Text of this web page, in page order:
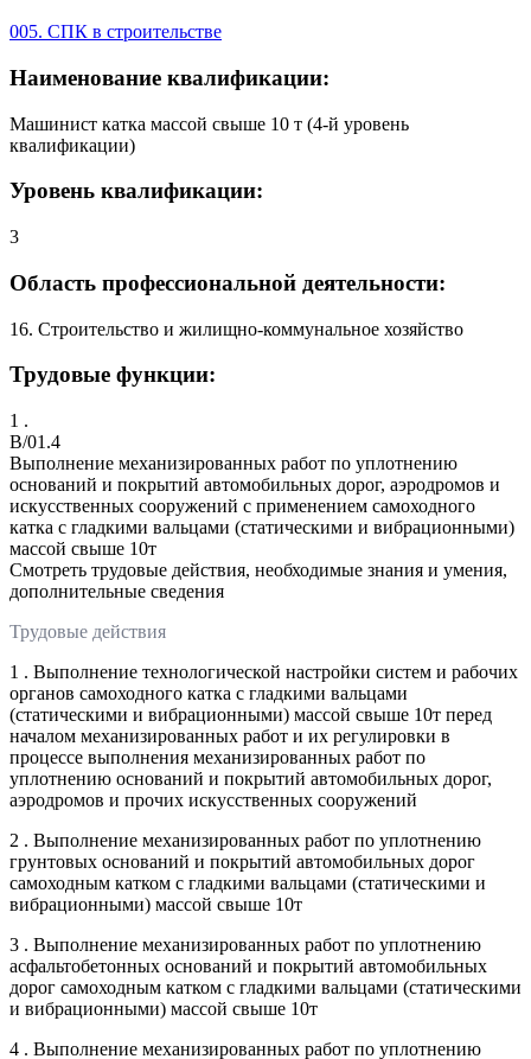
005. СПК в строительстве
Наименование квалификации:
Машинист катка массой свыше 10 т (4-й уровень
квалификации)
Уровень квалификации:
3
Область профессиональной деятельности:
16. Строительство и жилищно-коммунальное хозяйство
Трудовые функции:
1 .
B/01.4
Выполнение механизированных работ по уплотнению
оснований и покрытий автомобильных дорог, аэродромов и
искусственных сооружений с применением самоходного
катка с гладкими вальцами (статическими и вибрационными)
массой свыше 10т
Смотреть трудовые действия, необходимые знания и умения,
дополнительные сведения
Трудовые действия
1 . Выполнение технологической настройки систем и рабочих
органов самоходного катка с гладкими вальцами
(статическими и вибрационными) массой свыше 10т перед
началом механизированных работ и их регулировки в
процессе выполнения механизированных работ по
уплотнению оснований и покрытий автомобильных дорог,
аэродромов и прочих искусственных сооружений
2 . Выполнение механизированных работ по уплотнению
грунтовых оснований и покрытий автомобильных дорог
самоходным катком с гладкими вальцами (статическими и
вибрационными) массой свыше 10т
3 . Выполнение механизированных работ по уплотнению
асфальтобетонных оснований и покрытий автомобильных
дорог самоходным катком с гладкими вальцами (статическими
и вибрационными) массой свыше 10т
4 . Выполнение механизированных работ по уплотнению